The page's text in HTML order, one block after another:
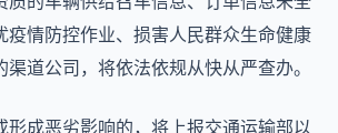
疫情防控作业、损害人民群众生命健康
道公司，将依法依规从快从严查办。
形成恶劣影响的，将上报交通运输部以